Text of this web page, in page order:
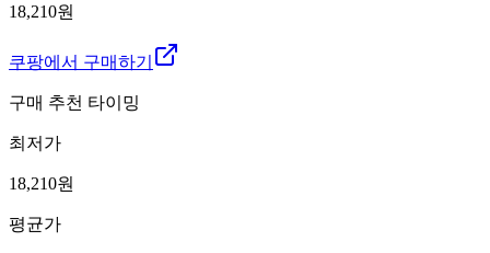
18,210원
쿠팡에서 구매하기
구매 추천 타이밍
최저가
18,210원
평균가